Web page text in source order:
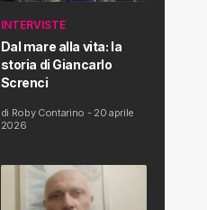
INTERVISTE
Dal mare alla vita: la
storia di Giancarlo
Screnci
di Roby Contarino - 20 aprile
2026